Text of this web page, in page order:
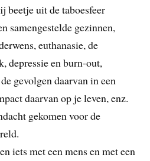
beetje uit de taboesfeer
samengestelde gezinnen,
euthanasie, de
depressie en burn-out,
gevolgen daarvan in een
daarvan op je leven, enz.
gekomen voor de
iets met een mens en met een